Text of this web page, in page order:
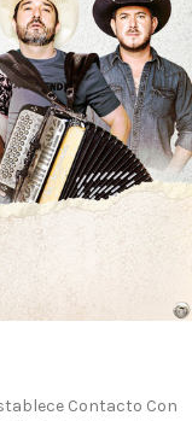
Contacto Con